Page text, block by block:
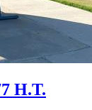
H.T.